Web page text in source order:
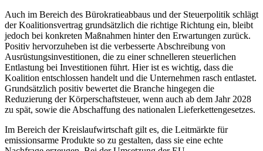
Auch im Bereich des Bürokratieabbaus und der Steuerpolitik schlägt
der Koalitionsvertrag grundsätzlich die richtige Richtung ein, bleibt
jedoch bei konkreten Maßnahmen hinter den Erwartungen zurück.
Positiv hervorzuheben ist die verbesserte Abschreibung von
Ausrüstungsinvestitionen, die zu einer schnelleren steuerlichen
Entlastung bei Investitionen führt. Hier ist es wichtig, dass die
Koalition entschlossen handelt und die Unternehmen rasch entlastet.
Grundsätzlich positiv bewertet die Branche hingegen die
Reduzierung der Körperschaftsteuer, wenn auch ab dem Jahr 2028
zu spät, sowie die Abschaffung des nationalen Lieferkettengesetzes.
Im Bereich der Kreislaufwirtschaft gilt es, die Leitmärkte für
emissionsarme Produkte so zu gestalten, dass sie eine echte